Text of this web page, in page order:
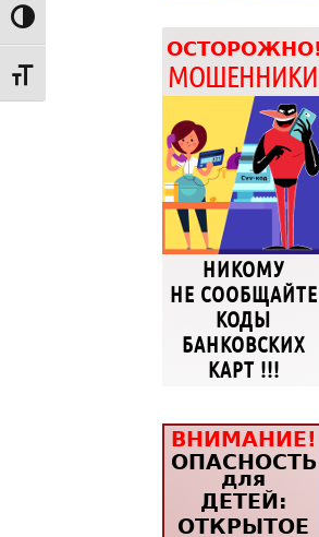
Переключить на высокую контрастность
Переключить на увеличенный шрифт